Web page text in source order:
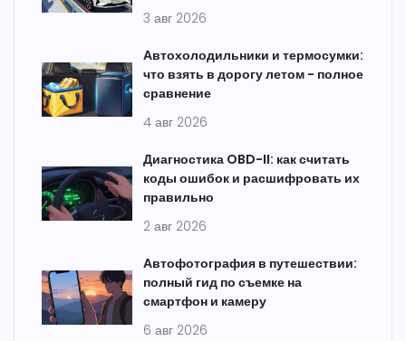
3 авг 2026
Автохолодильники и термосумки:
что взять в дорогу летом - полное
сравнение
4 авг 2026
Диагностика OBD-II: как считать
коды ошибок и расшифровать их
правильно
2 авг 2026
Автофотография в путешествии:
полный гид по съемке на
смартфон и камеру
6 авг 2026